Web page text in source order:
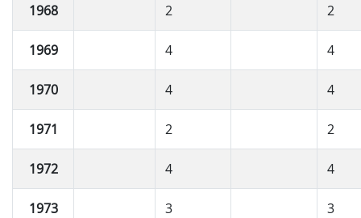
1968 2 2
1969 4 4
1970 4 4
1971 2 2
1972 4 4
1973 3 3